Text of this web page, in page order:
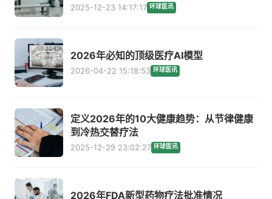
2025-12-23 14:17:17 环球医讯
2026年必知的顶级医疗AI模型
2026-04-22 15:18:53 环球医讯
定义2026年的10大健康趋势：从节律健康
到冷热交替疗法
2025-12-29 23:02:27 环球医讯
2026年FDA新型药物疗法批准情况